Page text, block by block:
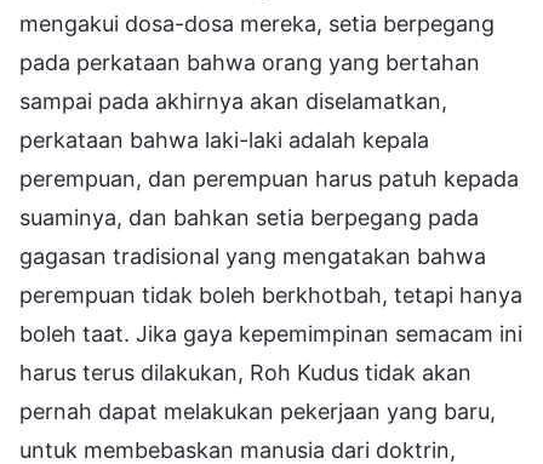
mengakui dosa-dosa mereka, setia berpegang
pada perkataan bahwa orang yang bertahan
sampai pada akhirnya akan diselamatkan,
perkataan bahwa laki-laki adalah kepala
perempuan, dan perempuan harus patuh kepada
suaminya, dan bahkan setia berpegang pada
gagasan tradisional yang mengatakan bahwa
perempuan tidak boleh berkhotbah, tetapi hanya
boleh taat. Jika gaya kepemimpinan semacam ini
harus terus dilakukan, Roh Kudus tidak akan
pernah dapat melakukan pekerjaan yang baru,
untuk membebaskan manusia dari doktrin,